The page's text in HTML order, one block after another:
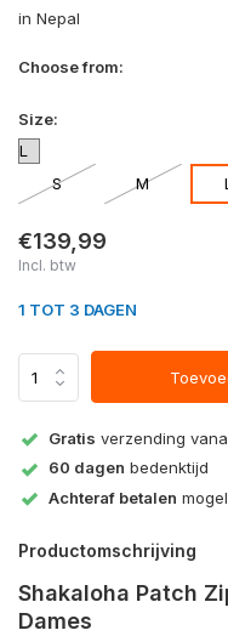
in Nepal
Choose from:
Size:
S M L
€139,99
Incl. btw
1 TOT 3 DAGEN
Gratis verzending
60 dagen bedenktijd
Achteraf betalen
Productomschrijving
Shakaloha Patch
Dames